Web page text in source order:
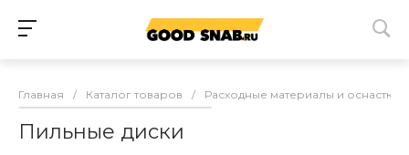
Главная / Каталог товаров / Расходные материалы и оснастка
Пильные диски